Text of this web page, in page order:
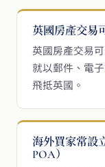
英國房產交易
英國房產交易
就以郵件、電
飛抵英國。
海外買家常設
POA）